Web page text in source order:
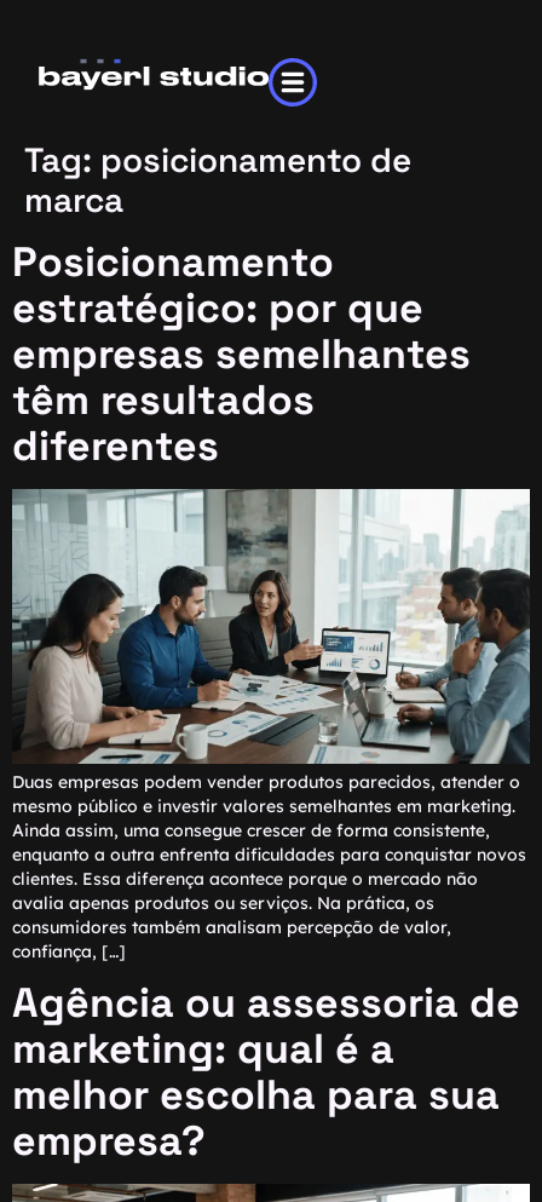
Tag: posicionamento de
marca
Posicionamento
estratégico: por que
empresas semelhantes
têm resultados
diferentes
Duas empresas podem vender produtos parecidos, atender o
mesmo público e investir valores semelhantes em marketing.
Ainda assim, uma consegue crescer de forma consistente,
enquanto a outra enfrenta dificuldades para conquistar novos
clientes. Essa diferença acontece porque o mercado não
avalia apenas produtos ou serviços. Na prática, os
consumidores também analisam percepção de valor,
confiança, […]
Agência ou assessoria de
marketing: qual é a
melhor escolha para sua
empresa?